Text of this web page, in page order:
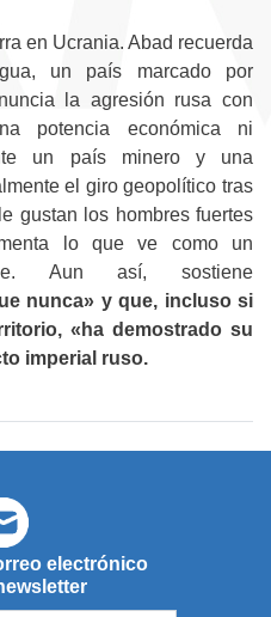
en Ucrania. Abad recuerda
un país marcado por
la agresión rusa con
potencia económica ni
un país minero y una
el giro geopolítico tras
gustan los hombres fuertes
lo que ve como un
Aun así, sostiene
nunca» y que, incluso si
«ha demostrado su
imperial ruso.
electrónico